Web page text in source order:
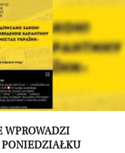
WPROWADZI